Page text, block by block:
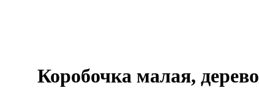
Коробочка малая, дерево